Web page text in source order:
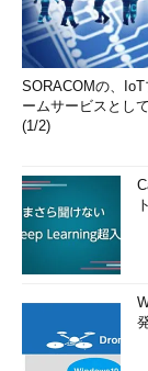
SORACOMの、IoT
ームサービスとし
(1/2)